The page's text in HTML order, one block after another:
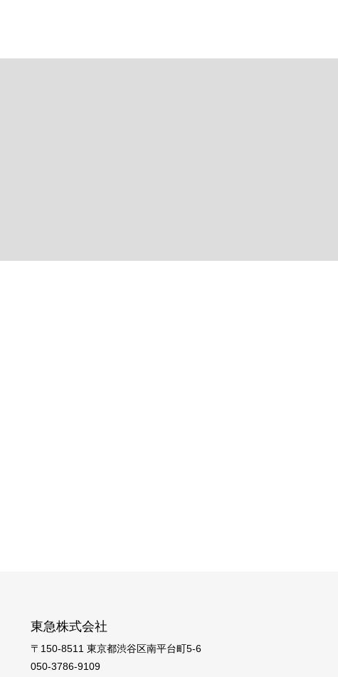
東急株式会社
〒150-8511 東京都渋谷区南平台町5-6
050-3786-9109